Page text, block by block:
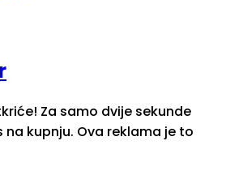
Za samo dvije sekunde
kupnju. Ova reklama je to